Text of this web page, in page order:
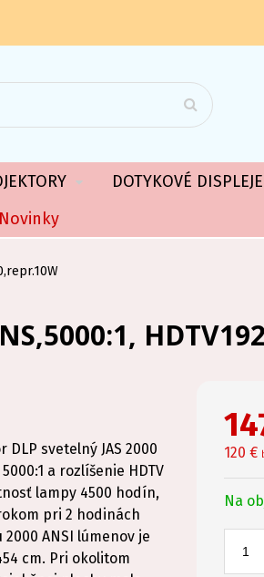
DOTYKOVÉ
Novinky
120 €
Na
svetelný JAS 2000
a rozlíšenie HDTV
lampy 4500 hodín,
pri 2 hodinách
ANSI lúmenov je
cm. Pri okolitom